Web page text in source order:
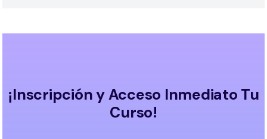
¡Inscripción y Acceso Inmediato Tu
Curso!